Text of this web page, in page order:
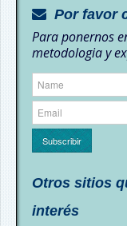
Por favor
Para ponernos
metodologia y
Subscribir
Otros sitios
interés